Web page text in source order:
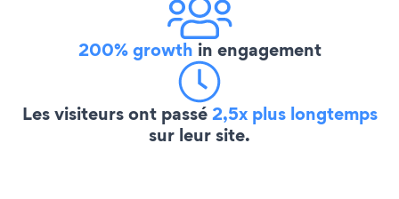
200% growth in engagement
Les visiteurs ont passé2,5x plus longtemps
sur leur site.